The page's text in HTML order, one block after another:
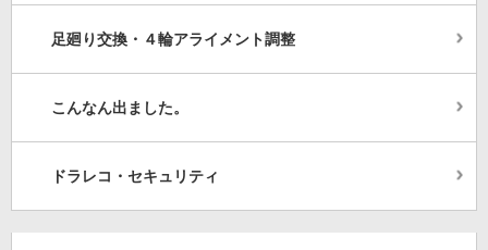
足廻り交換・４輪アライメント調整
こんなん出ました。
ドラレコ・セキュリティ